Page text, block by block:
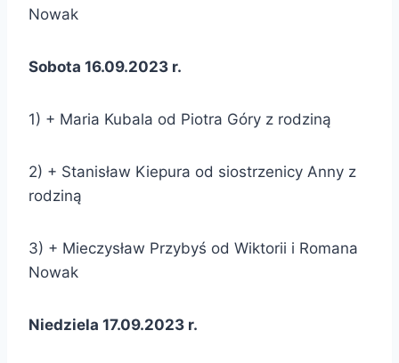
Nowak
Sobota 16.09.2023 r.
1) + Maria Kubala od Piotra Góry z rodziną
2) + Stanisław Kiepura od siostrzenicy Anny z
rodziną
3) + Mieczysław Przybyś od Wiktorii i Romana
Nowak
Niedziela 17.09.2023 r.